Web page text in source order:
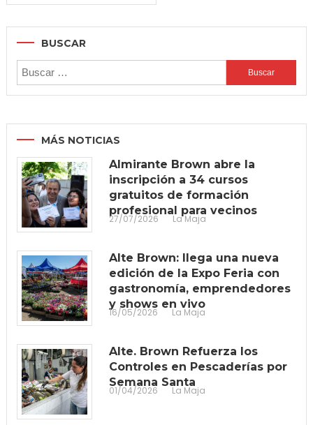
BUSCAR
Buscar:
MÁS NOTICIAS
Almirante Brown abre la
inscripción a 34 cursos
gratuitos de formación
profesional para vecinos
27/07/2026 La Maja
Alte Brown: llega una nueva
edición de la Expo Feria con
gastronomía, emprendedores
y shows en vivo
16/05/2026 La Maja
Alte. Brown Refuerza los
Controles en Pescaderías por
Semana Santa
01/04/2026 La Maja